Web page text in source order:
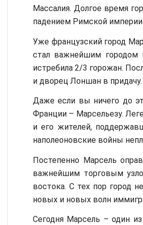
Массалия. Долгое время
падением Римской империи
Уже французский город
стал важнейшим городом
истребила 2/3 горожан.
и дворец Лоншан в придачу.
Даже если вы ничего до
Франции – Марсельезу.
и его жителей,
наполеоновские войны
Постепенно Марсель
важнейшим торговым
востока. С тех пор город
новых и новых волн
Сегодня Марсель – один